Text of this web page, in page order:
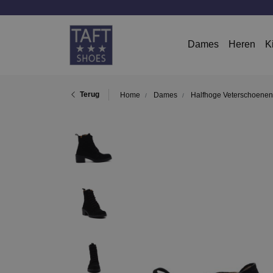
Dames Heren
Terug Home Dames Halfhoge Veterschoenen